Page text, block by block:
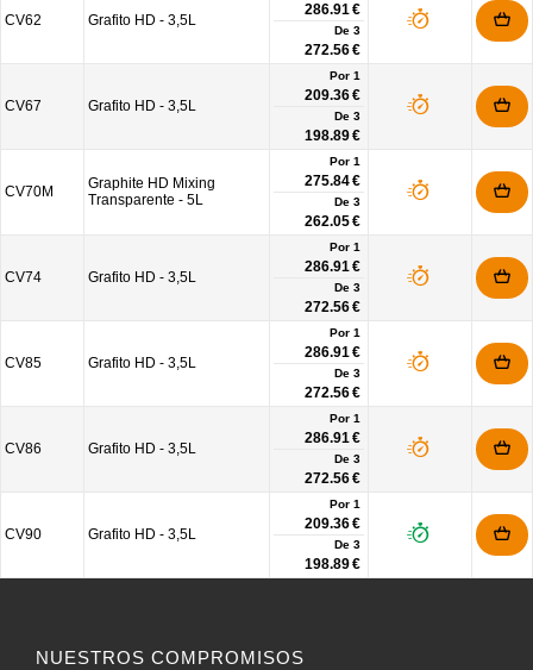
CV62 Grafito HD - 3,5L
286.91 €
De 3
272.56 €
CV67 Grafito HD - 3,5L
Por 1
209.36 €
De 3
198.89 €
CV70M
Graphite HD Mixing
Transparente - 5L
Por 1
275.84 €
De 3
262.05 €
CV74 Grafito HD - 3,5L
Por 1
286.91 €
De 3
272.56 €
CV85 Grafito HD - 3,5L
Por 1
286.91 €
De 3
272.56 €
CV86 Grafito HD - 3,5L
Por 1
286.91 €
De 3
272.56 €
CV90 Grafito HD - 3,5L
Por 1
209.36 €
De 3
198.89 €
NUESTROS COMPROMISOS